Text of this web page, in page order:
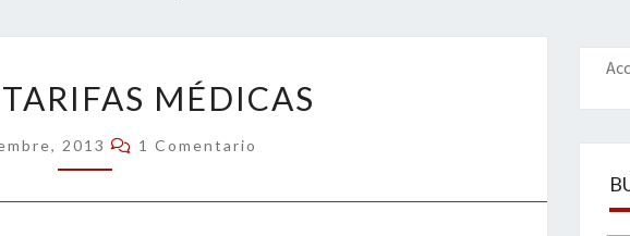
TARIFAS
MÉDICAS
MÉDICAS
2013 Comentarios
1 Comentario